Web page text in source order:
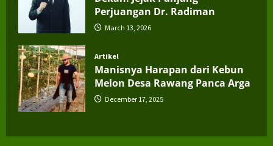
Perjuangan Dr. Radiman
March 13, 2026
Artikel
Manisnya Harapan dari Kebun
Melon Desa Rawang Panca Arga
December 17, 2025